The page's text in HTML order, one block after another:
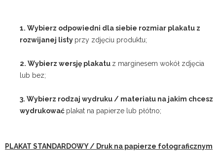
1. Wybierz odpowiedni dla siebie rozmiar plakatu z
rozwijanej listy przy zdjęciu produktu;
2. Wybierz wersję plakatu z marginesem wokół zdjęcia
lub bez;
3. Wybierz rodzaj wydruku / materiału na jakim chcesz
wydrukować plakat na papierze lub płótno;
PLAKAT STANDARDOWY / Druk na papierze fotograficznym